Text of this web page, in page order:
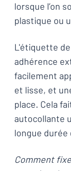
lorsque l’on
plastique ou
L'étiquette
adhérence
facilement
et lisse, et
place. Cela
autocollante
longue durée
Comment